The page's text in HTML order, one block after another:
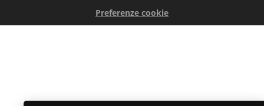
Preferenze cookie